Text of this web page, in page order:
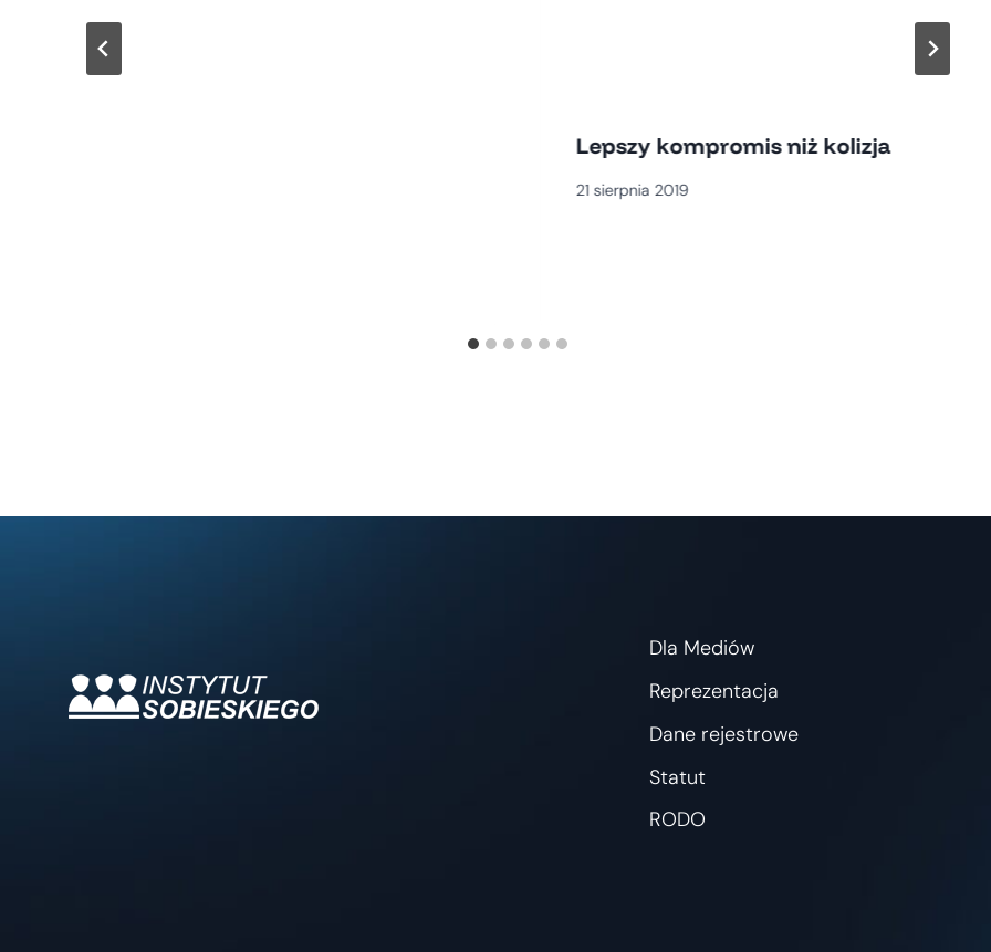
Lepszy kompromis niż kolizja
21 sierpnia 2019
Dla Mediów
Reprezentacja
Dane rejestrowe
Statut
RODO